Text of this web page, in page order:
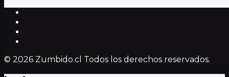
© 2026 Zumbido.cl Todos los derechos reservados.